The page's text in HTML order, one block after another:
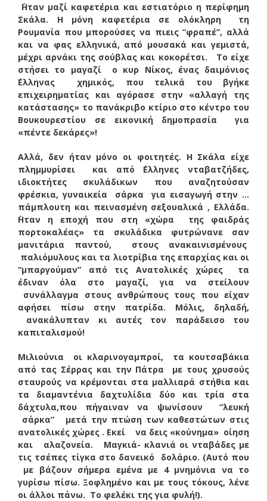
΄Ηταν μαζί καφετέρια και εστιατόριο η περίφημη
Σκάλα. Η μόνη καφετέρια σε ολόκληρη τη
Ρουμανία που μπορούσες να πιεις “φραπέ”, αλλά
και να φας ελληνικά, από μουσακά και γεμιστά,
μέχρι αρνάκι της σούβλας και κοκορέτσι. Το είχε
στήσει το μαγαζί ο κυρ Νίκος, ένας δαιμόνιος
΄Ελληνας χημικός, που τελικά του βγήκε
επιχειρηματίας και αγόρασε στην «αλλαγή της
κατάστασης» το πανάκριβο κτίριο στο κέντρο του
Βουκουρεστίου σε εικονική δημοπρασία για
«πέντε δεκάρες»!
Αλλά, δεν ήταν μόνο οι φοιτητές. Η Σκάλα είχε
πλημμυρίσει και από ΄Ελληνες νταβατζήδες,
ιδιοκτήτες σκυλάδικων που αναζητούσαν
φρέσκια, γυναικεία σάρκα για εισαγωγή στην …
πάμπλουτη και πεινασμένη σεξουαλικά , Ελλάδα.
΄Ηταν η εποχή που στη «χώρα της φαιδράς
πορτοκαλέας» τα σκυλάδικα φυτρώνανε σαν
μανιτάρια παντού, στους ανακαινισμένους
παλιόμυλους και τα λιοτρίβια της επαρχίας και οι
“μπαργούμαν” από τις Ανατολικές χώρες τα
έδιναν όλα στο μαγαζί, για να στείλουν
συνάλλαγμα στους ανθρώπους τους που είχαν
αφήσει πίσω στην πατρίδα. Μόλις, δηλαδή,
ανακάλυπταν κι αυτές τον παράδεισο του
καπιταλισμού!
Μιλιούνια οι κλαρινογαμπροί, τα κουτσαβάκια
από τας Σέρρας και την Πάτρα με τους χρυσούς
σταυρούς να κρέμονται στα μαλλιαρά στήθια και
τα διαμαντένια δαχτυλίδια δύο και τρία στα
δάχτυλα,που πήγαιναν να ψωνίσουν “λευκή
σάρκα” μετά την πτώση των καθεστώτων στις
ανατολικές χώρες . Εκεί να δεις «κούνημα» οίηση
και αλαζονεία. Μαγκιά- κλανιά οι νταβάδες με
τις τσέπες τίγκα στο δανεικό δολάριο. (Αυτό που
με βάζουν σήμερα εμένα με 4 μνημόνια να το
γυρίσω πίσω. Ξοφλημένο και με τους τόκους, λένε
οι άλλοι πάνω. Το φελέκι της για φυλή!).